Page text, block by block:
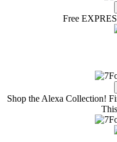
Free
Shop the Alexa Collection!